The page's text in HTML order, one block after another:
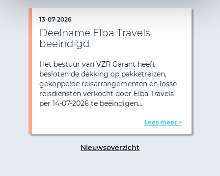
13-07-2026
Deelname Elba Travels
beëindigd
Het bestuur van VZR Garant heeft
besloten de dekking op pakketreizen,
gekoppelde reisarrangementen en losse
reisdiensten verkocht door Elba Travels
per 14-07-2026 te beëindigen…
Lees meer >
Nieuwsoverzicht